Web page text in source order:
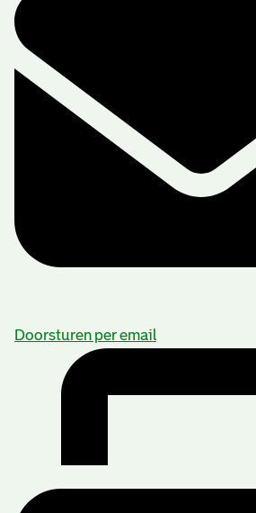
Doorsturen per email